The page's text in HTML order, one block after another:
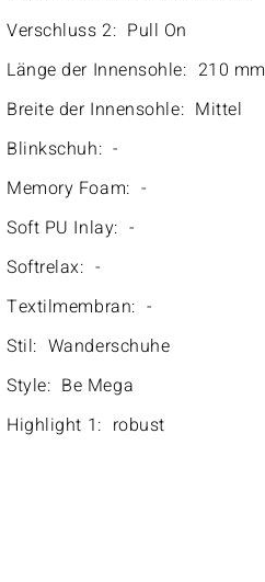
Verschluss 2: Pull On
Länge der Innensohle: 210 mm
Breite der Innensohle: Mittel
Blinkschuh: -
Memory Foam: -
Soft PU Inlay: -
Softrelax: -
Textilmembran: -
Stil: Wanderschuhe
Style: Be Mega
Highlight 1: robust